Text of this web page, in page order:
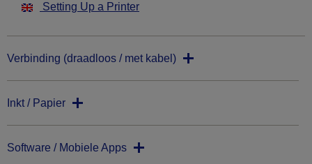
Setting Up a Printer
Verbinding (draadloos / met kabel)
Inkt / Papier
Software / Mobiele Apps